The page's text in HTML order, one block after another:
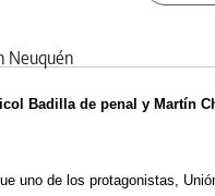
Badilla de penal y Martín
uno de los protagonistas,